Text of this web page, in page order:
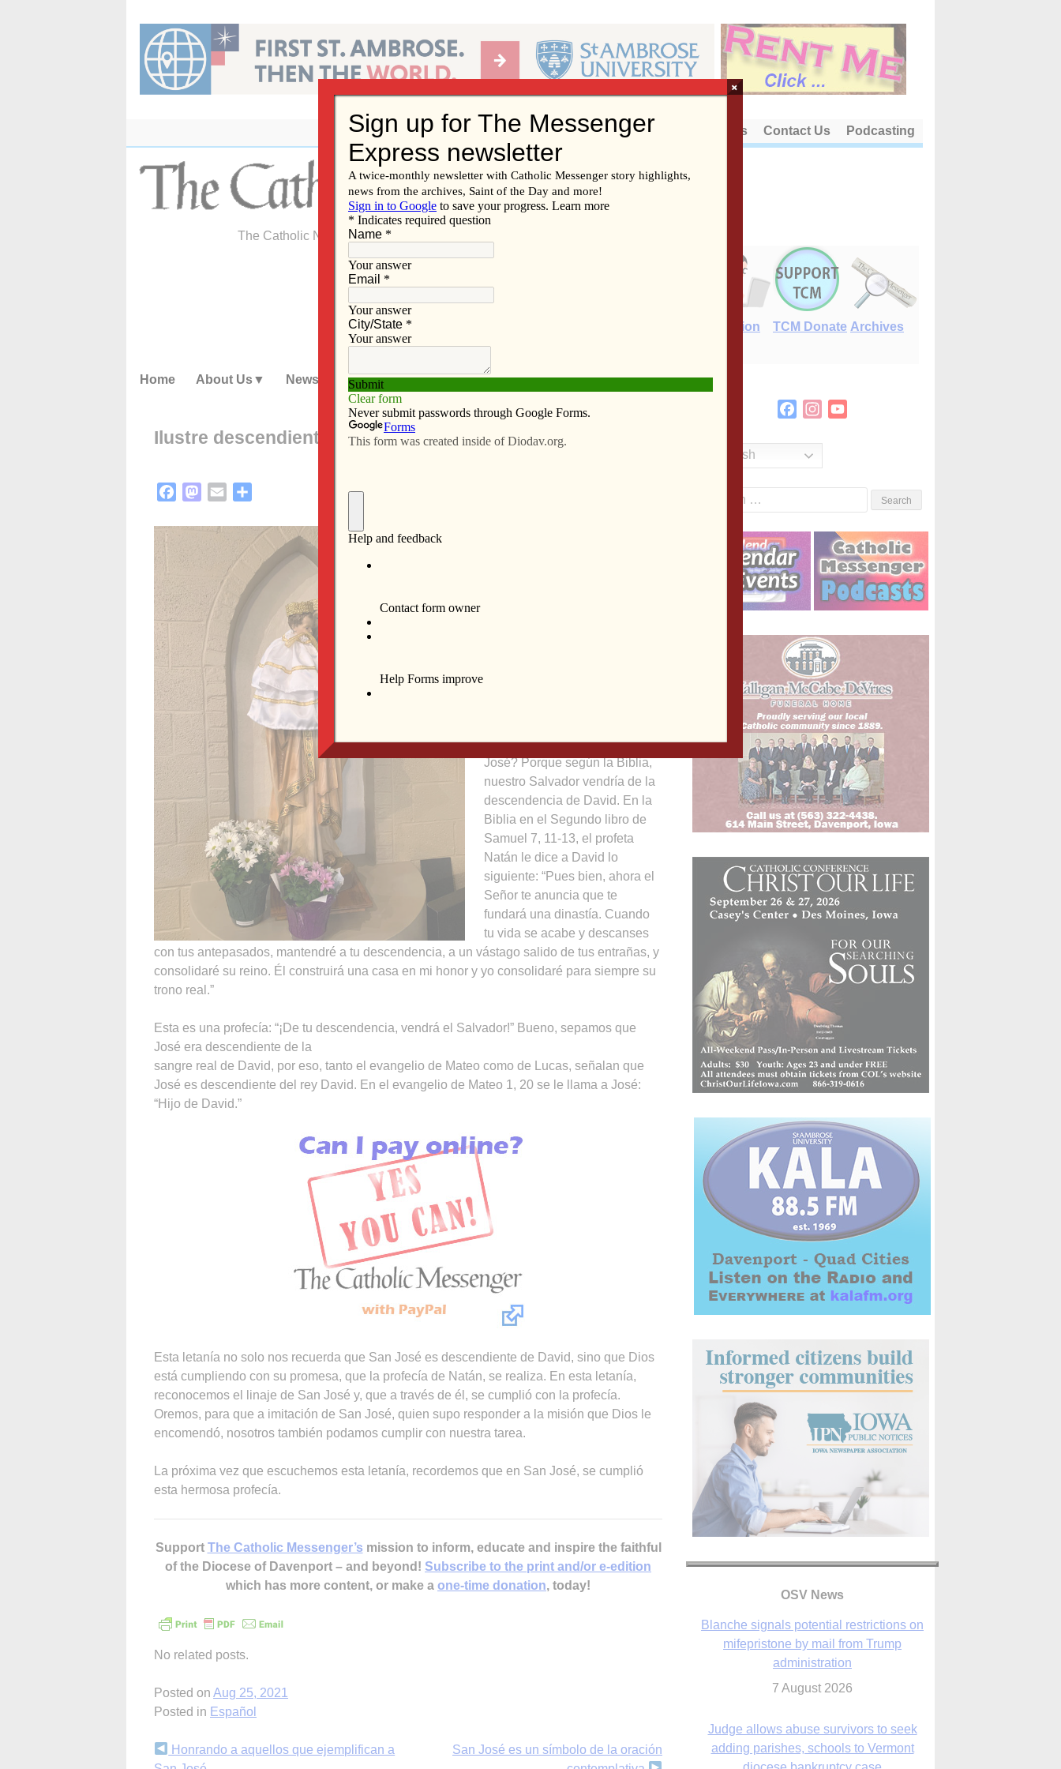
content
About Us Contact Us Podcasting
The Catholic Newspaper of the Diocese of Davenport
E-Edition TCM Donate Archives
Home About Us News Subscribe Advertise Video Resources/Links
Ilustre descendiente de David
FacebookMastodon
Email
¿Por qué decimos esto de san
José? Porque según la Biblia,
nuestro Salvador vendría de la
descendencia de David. En la
Biblia en el Segundo libro de
Samuel 7, 11-13, el profeta
Natán le dice a David lo
siguiente: “Pues bien, ahora el
Señor te anuncia que te
fundará una dinastía. Cuando
tu vida se acabe y descanses
con tus antepasados, mantendré a tu descendencia, a un vástago salido de tus entrañas, y
consolidaré su reino. Él construirá una casa en mi honor y yo consolidaré para siempre su
trono real.”
Esta es una profecía: “¡De tu descendencia, vendrá el Salvador!” Bueno, sepamos que
José era descendiente de la
sangre real de David, por eso, tanto el evangelio de Mateo como de Lucas, señalan que
José es descendiente del rey David. En el evangelio de Mateo 1, 20 se le llama a José:
“Hijo de David.”
Esta letanía no solo nos recuerda que San José es descendiente de David, sino que Dios
está cumpliendo con su promesa, que la profecía de Natán, se realiza. En esta letanía,
reconocemos el linaje de San José y, que a través de él, se cumplió con la profecía.
Oremos, para que a imitación de San José, quien supo responder a la misión que Dios le
encomendó, nosotros también podamos cumplir con nuestra tarea.
La próxima vez que escuchemos esta letanía, recordemos que en San José, se cumplió
esta hermosa profecía.
Support The Catholic Messenger’s mission to inform, educate and inspire the faithful
of the Diocese of Davenport – and beyond! Subscribe to the print and/or e-edition
which has more content, or make a one-time donation, today!
No related posts.
Posted on Aug 25, 2021
Posted in Español
Continue
Honrando a aquellos que ejemplifican a
San José es un símbolo de la oración
FacebookInstagram
English
OSV News
Blanche signals potential restrictions on
administration
7 August 2026
Judge allows abuse survivors to seek
adding parishes, schools to Vermont
7 August 2026
×